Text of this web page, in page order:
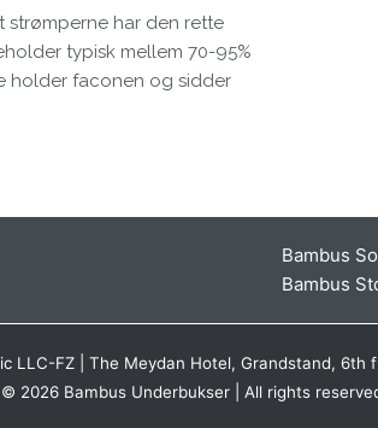
strømperne har den rette
typisk mellem 70-95%
holder faconen og sidder
Bambus
Bambus
LLC-FZ | The Meydan Hotel, Grandstand, 6th
2026 Bambus Underbukser | All rights